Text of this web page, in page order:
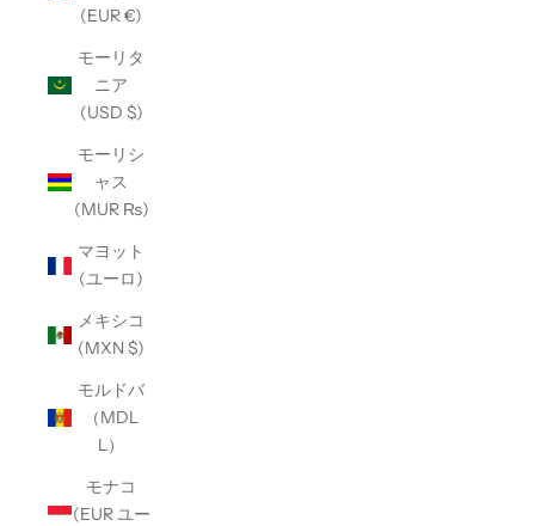
(EUR €)
モーリタ
ニア
(USD $)
モーリシ
ャス
(MUR ₨)
マヨット
(ユーロ)
メキシコ
(MXN $)
モルドバ
（MDL
L）
モナコ
(EUR ユー